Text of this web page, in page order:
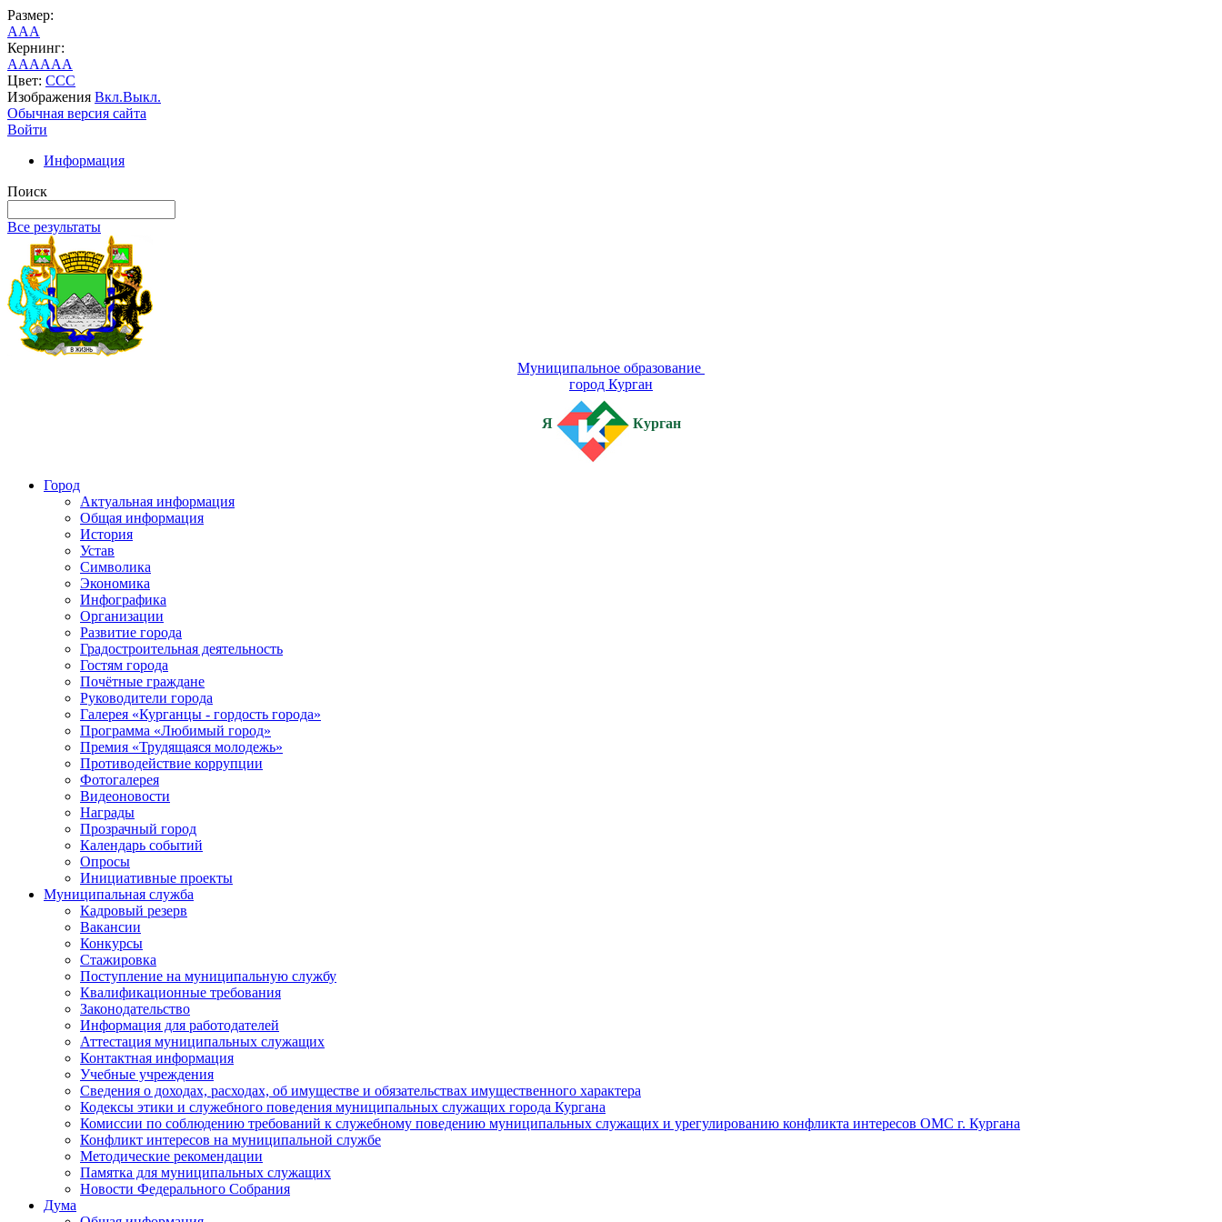
Размер:
AAA
Кернинг:
AAAAAA
Цвет: CCC
Изображения Вкл.Выкл.
Обычная версия сайта
Войти
Информация
Поиск
Все результаты
Муниципальное образование
город Курган
Я Курган
Город
Актуальная информация
Общая информация
История
Устав
Символика
Экономика
Инфографика
Организации
Развитие города
Градостроительная деятельность
Гостям города
Почётные граждане
Руководители города
Галерея «Курганцы - гордость города»
Программа «Любимый город»
Премия «Трудящаяся молодежь»
Противодействие коррупции
Фотогалерея
Видеоновости
Награды
Прозрачный город
Календарь событий
Опросы
Инициативные проекты
Муниципальная служба
Кадровый резерв
Вакансии
Конкурсы
Стажировка
Поступление на муниципальную службу
Квалификационные требования
Законодательство
Информация для работодателей
Аттестация муниципальных служащих
Контактная информация
Учебные учреждения
Сведения о доходах, расходах, об имуществе и обязательствах имущественного характера
Кодексы этики и служебного поведения муниципальных служащих города Кургана
Комиссии по соблюдению требований к служебному поведению муниципальных служащих и урегулированию конфликта интересов ОМС г. Кургана
Конфликт интересов на муниципальной службе
Методические рекомендации
Памятка для муниципальных служащих
Новости Федерального Cобрания
Дума